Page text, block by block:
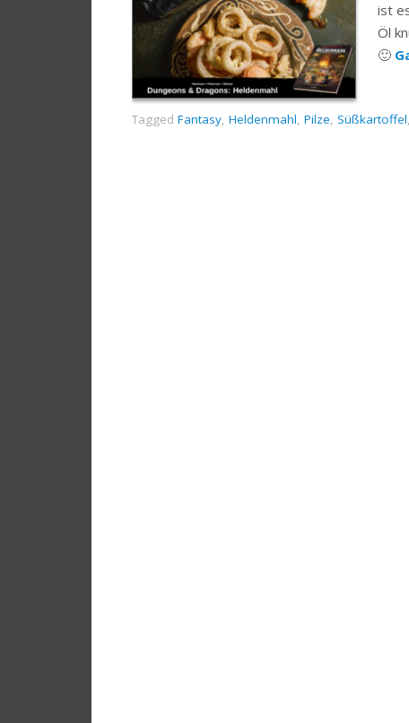
ist
Öl
🙂
Tagged Fantasy, Heldenmahl, Pilze, Süßkartoffel,